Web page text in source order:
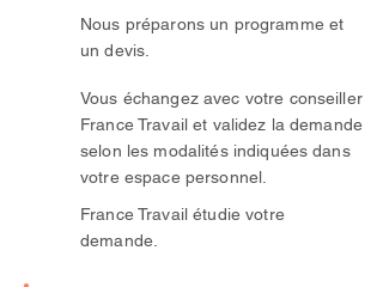
Nous préparons un programme et
un devis.
Vous échangez avec votre conseiller
France Travail et validez la demande
selon les modalités indiquées dans
votre espace personnel.
France Travail étudie votre
demande.